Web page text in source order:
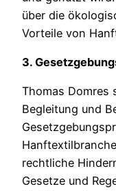
über die
Vorteile von
3.
Thomas Domres
Begleitung und
rechtliche
Gesetze und